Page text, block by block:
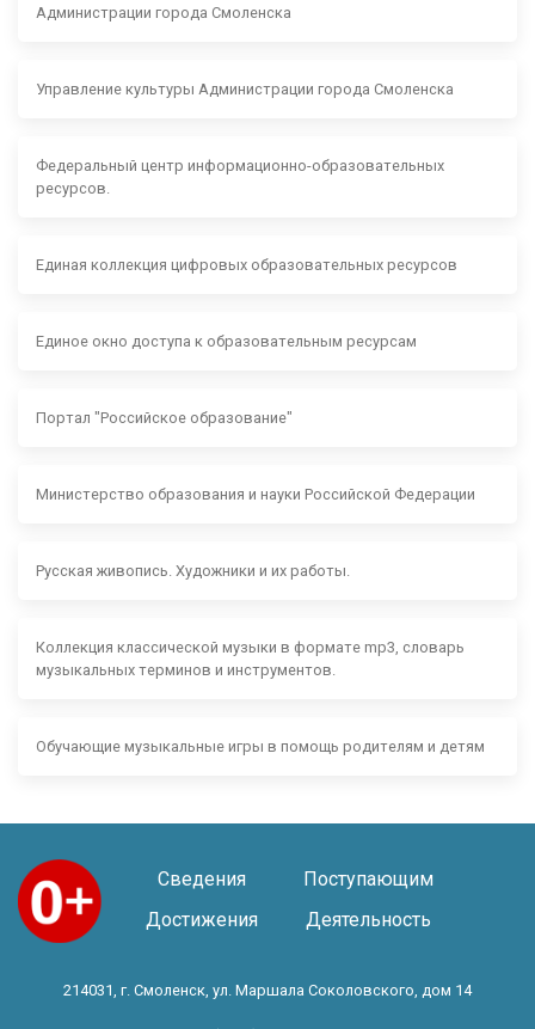
Администрации города Смоленска
Управление культуры Администрации города Смоленска
Федеральный центр информационно-образовательных
ресурсов.
Единая коллекция цифровых образовательных ресурсов
Единое окно доступа к образовательным ресурсам
Портал "Российское образование"
Министерство образования и науки Российской Федерации
Русская живопись. Художники и их работы.
Коллекция классической музыки в формате mp3, словарь
музыкальных терминов и инструментов.
Обучающие музыкальные игры в помощь родителям и детям
Сведения
Поступающим
Достижения
Деятельность
214031, г. Смоленск, ул. Маршала Соколовского, дом 14